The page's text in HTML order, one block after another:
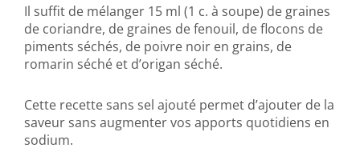
Il suffit de mélanger 15 ml (1 c. à soupe) de graines
de coriandre, de graines de fenouil, de flocons de
piments séchés, de poivre noir en grains, de
romarin séché et d’origan séché.
Cette recette sans sel ajouté permet d’ajouter de la
saveur sans augmenter vos apports quotidiens en
sodium.